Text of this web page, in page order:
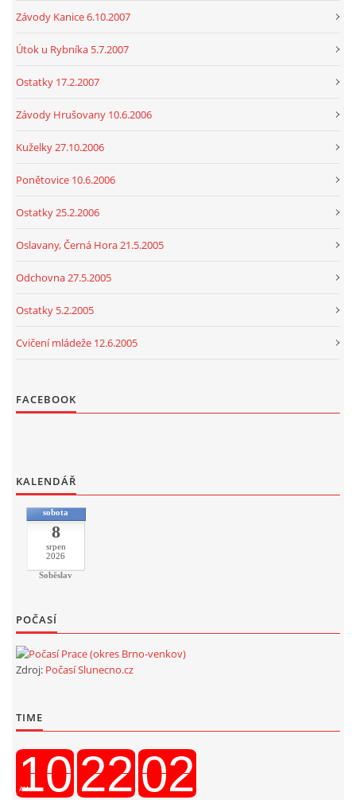
Závody Kanice 6.10.2007
Útok u Rybníka 5.7.2007
Ostatky 17.2.2007
Závody Hrušovany 10.6.2006
Kuželky 27.10.2006
Ponětovice 10.6.2006
Ostatky 25.2.2006
Oslavany, Černá Hora 21.5.2005
Odchovna 27.5.2005
Ostatky 5.2.2005
Cvičení mládeže 12.6.2005
FACEBOOK
KALENDÁŘ
sobota
8
srpen
2026
Soběslav
POČASÍ
Zdroj: Počasí Slunecno.cz
TIME